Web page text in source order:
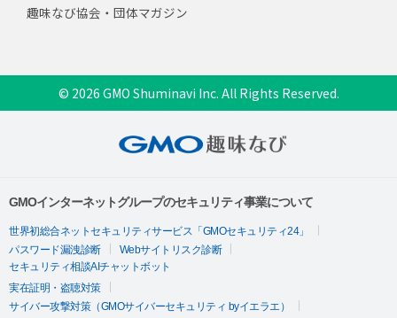
趣味なび協会・団体マガジン
© 2026 GMO Shuminavi Inc. All Rights Reserved.